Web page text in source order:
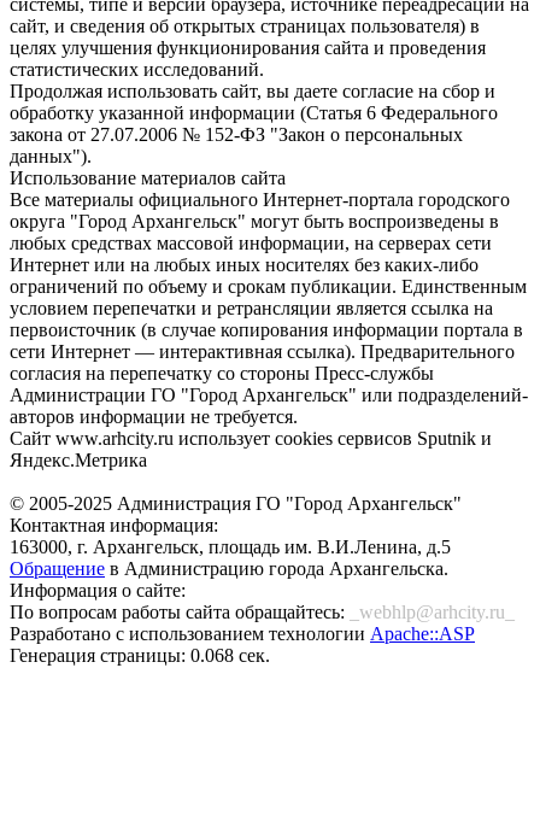
системы, типе и версии браузера, источнике переадресации на
сайт, и сведения об открытых страницах пользователя) в
целях улучшения функционирования сайта и проведения
статистических исследований.
Продолжая использовать сайт, вы даете согласие на сбор и
обработку указанной информации (Статья 6 Федерального
закона от 27.07.2006 № 152-ФЗ "Закон о персональных
данных").
Использование материалов сайта
Все материалы официального Интернет-портала городского
округа "Город Архангельск" могут быть воспроизведены в
любых средствах массовой информации, на серверах сети
Интернет или на любых иных носителях без каких-либо
ограничений по объему и срокам публикации. Единственным
условием перепечатки и ретрансляции является ссылка на
первоисточник (в случае копирования информации портала в
сети Интернет — интерактивная ссылка). Предварительного
согласия на перепечатку со стороны Пресс-службы
Администрации ГО "Город Архангельск" или подразделений-
авторов информации не требуется.
Сайт www.arhcity.ru использует cookies сервисов Sputnik и
Яндекс.Метрика
© 2005-2025 Администрация ГО "Город Архангельск"
Контактная информация:
163000, г. Архангельск, площадь им. В.И.Ленина, д.5
Обращение в Администрацию города Архангельска.
Информация о сайте:
По вопросам работы сайта обращайтесь:
_webhlp@arhcity.ru_
Разработано с использованием технологии Apache::ASP
Генерация страницы: 0.068 сек.